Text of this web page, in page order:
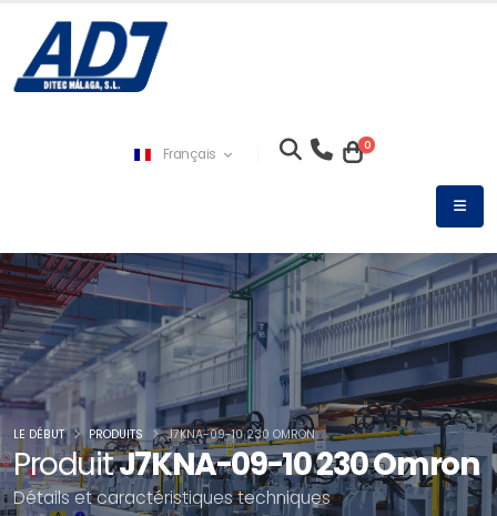
Français 0
ProduitJ7KNA-09-10 230 Omron
Détails et caractéristiques techniques
LE DÉBUT PRODUITS J7KNA-09-10 230 OMRON